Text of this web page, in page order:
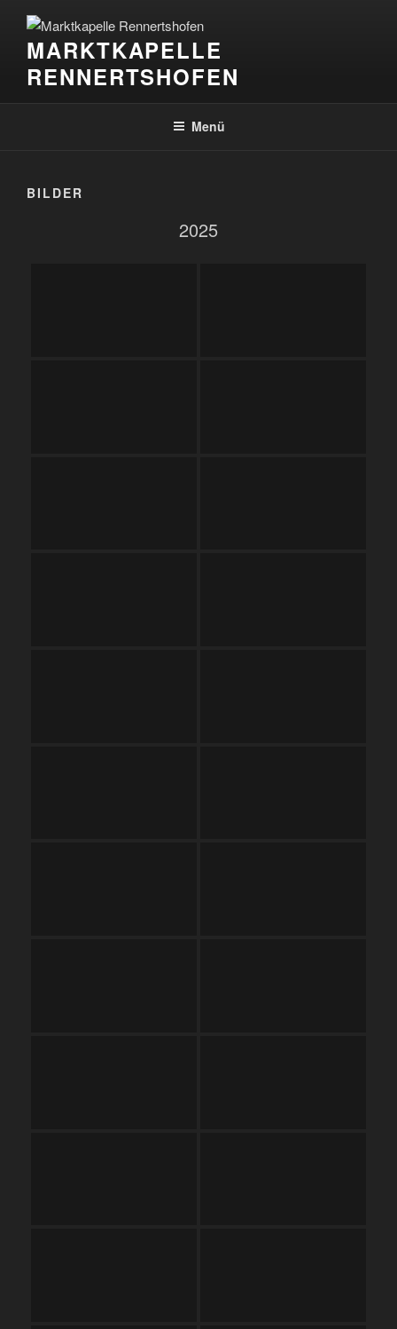
Inhalt
springenMARKTKAPELLE
RENNERTSHOFEN
Menü
BILDER
2025